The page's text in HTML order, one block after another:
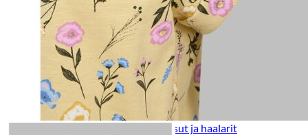
Yöasut ja kylpytakit
Lasten yöpaidat
Lasten pyjamat
Kylpytakit
Lasten asusteet
Vyöt, käsineet,pipot, ym
Sukat, sukkahousut, ym
Lasten ulkoilu
Lasten takit
Ulkoilupuvut, housut ja haalarit